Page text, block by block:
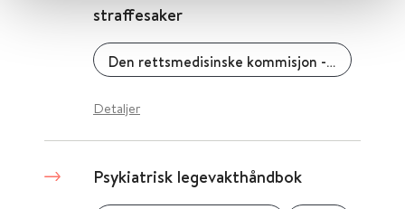
straffesaker
Den rettsmedisinske kommisjon - psykiatrisk gruppe
Detaljer
Psykiatrisk legevakthåndbok